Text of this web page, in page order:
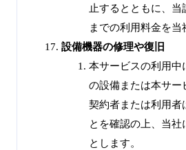
止するとともに、当
までの利用料金を当
設備機器の修理や復旧
本サービスの利用中
の設備または本サー
契約者または利用者
とを確認の上、当
とします。